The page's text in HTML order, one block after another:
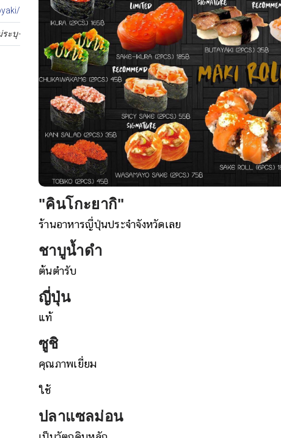
ระบุ-
"คินโกะยากิ"
ร้านอาหารญี่ปุ่นประจำจังหวัดเลย
ชาบูน้ำดำ
ต้นตำรับ
ญี่ปุ่น
แท้
ซูชิ
คุณภาพเยี่ยม
ใช้
ปลาแซลม่อน